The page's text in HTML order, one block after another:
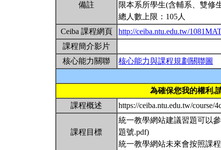
備註
限本系所學生(含輔系、雙修
總人數上限：105人
Ceiba 課程網頁
http://ceiba.ntu.edu.tw/
課程簡介影片
核心能力關聯
核心能力與課程規劃關聯圖
為確保您我的權利,
課程概述
https://ceiba.ntu.edu.tw/
課程目標
統一教學網站建議習題可以參
題號.pdf)
統一教學網站未來會按照課